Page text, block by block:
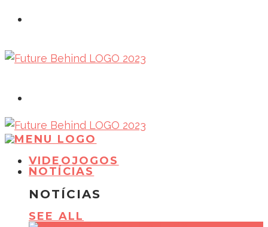
VIDEOJOGOS
NOTÍCIAS
NOTÍCIAS
SEE ALL